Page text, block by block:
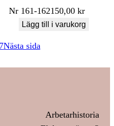
Nr 161-162150,00kr
Lägg till i varukorg
7Nästa sida
Arbetarhistoria